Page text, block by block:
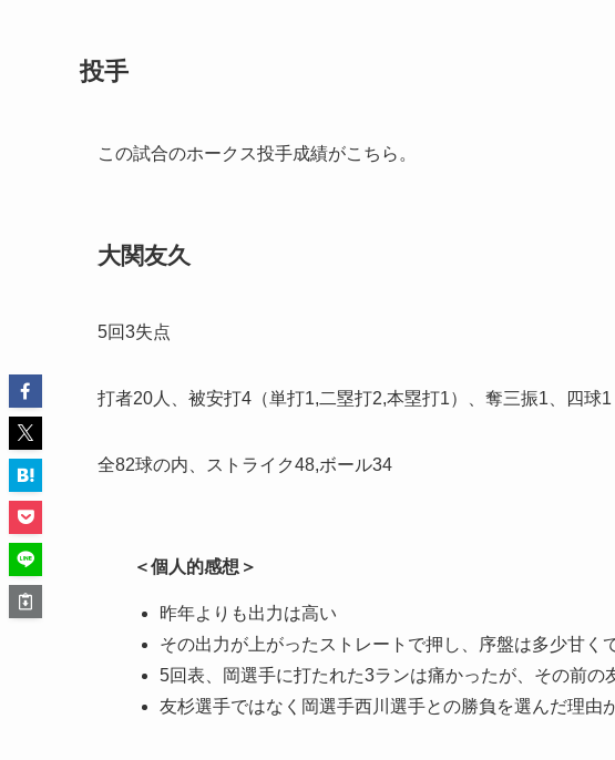
投手
この試合のホークス投手成績がこちら。
大関友久
5回3失点
打者20人、被安打4（単打1,二塁打2,本塁打1）、奪三振1、四球1
全82球の内、ストライク48,ボール34
＜個人的感想＞
昨年よりも出力は高い
その出力が上がったストレートで押し、序盤は多少甘く
5回表、岡選手に打たれた3ランは痛かったが、その前の
友杉選手ではなく岡選手西川選手との勝負を選んだ理由